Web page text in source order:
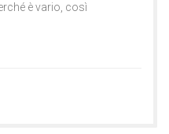
è vario, così